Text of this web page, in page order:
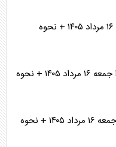
جدول قطعی برق استان قم فردا جمعه ۱۶ مرداد ۱۴۰۵ + نحوه
جدول قطعی برق استان کرمانشاه فردا جمعه ۱۶ مرداد ۱۴۰۵ + نحوه
جدول قطعی برق استان اصفهان فردا جمعه ۱۶ مرداد ۱۴۰۵ + نحوه